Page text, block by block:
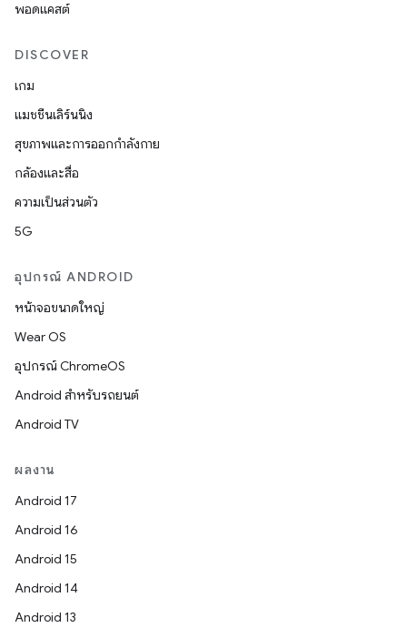
พอดแคสต์
DISCOVER
เกม
แมชชีนเลิร์นนิง
สุขภาพและการออกกำลังกาย
กล้องและสื่อ
ความเป็นส่วนตัว
5G
อุปกรณ์ ANDROID
หน้าจอขนาดใหญ่
Wear OS
อุปกรณ์ ChromeOS
Android สำหรับรถยนต์
Android TV
ผลงาน
Android 17
Android 16
Android 15
Android 14
Android 13